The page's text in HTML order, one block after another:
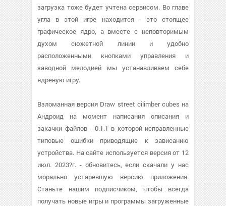
загрузка тоже будет учтена сервисом. Во главе
угла в этой игре находится - это стоящее
графическое ядро, а вместе с неповторимым
духом сюжетной линии и удобно
расположенными кнопками управления и
заводной мелодией мы устанавливаем себе
ядреную игру.
Взломанная версия Draw street cilimber cubes на
Андроид на момент написания описания и
закачки файлов - 0.1.1 в которой исправленные
типовые ошибки приводящие к зависанию
устройства. На сайте используется версия от 12
июл. 2023?г. - обновитесь, если скачали у нас
морально устаревшую версию приложения.
Станьте нашим подписчиком, чтобы всегда
получать новые игры и программы загруженные